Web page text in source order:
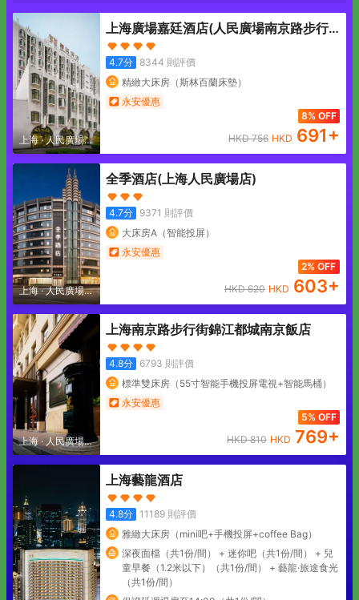
上海·人民廣場地
區
上海廣場嘉廷酒店(人民廣場南京路步行
街店)
4.7分 8344 則評價
精緻大床房（斯林百蘭床墊）
永安優惠
8% OFF
HKD756 HKD 691+
上海·人民廣場地
區
全季酒店(上海人民廣場店)
4.7分 9371 則評價
大床房A（智能投屏）
永安優惠
2% OFF
HKD620 HKD 603+
上海·人民廣場地
區
上海南京路步行街錦江都城南京飯店
4.8分 6793 則評價
標準雙床房（55寸智能手機投屏電視+智能馬桶）
永安優惠
5% OFF
HKD810 HKD 769+
上海藝龍酒店
4.8分 11189則評價
雅緻大床房（mini吧+手機投屏+coffee Bag）
深夜面檔（共1份/間） + 迷你吧（共1份/間） + 兒
童早餐（1.2米以下）（共1份/間） + 藝龍·旅途食光
（共1份/間）